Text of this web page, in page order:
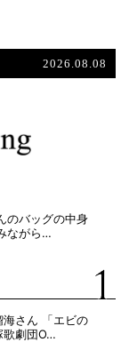
2026.08.08
のバッグの中身
ながら…
海さん 「エビの
歌劇団O…